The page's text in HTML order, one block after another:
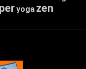
yoga zen